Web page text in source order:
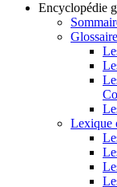
Encyclopédie
Lexique